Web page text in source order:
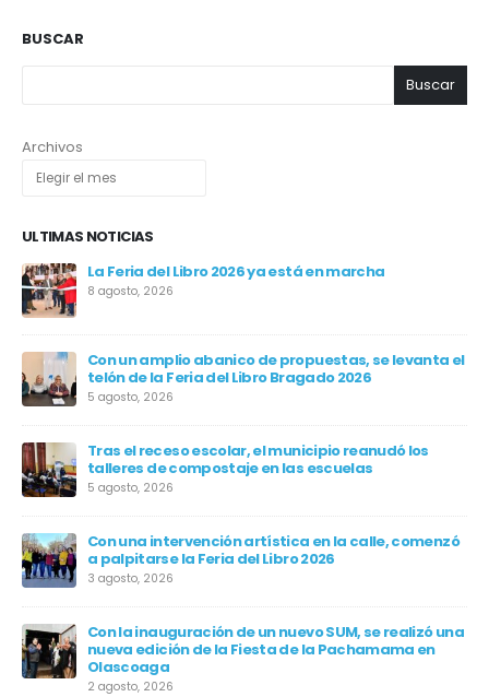
BUSCAR
Buscar
Archivos
ULTIMAS NOTICIAS
La Feria del Libro 2026 ya está en marcha
8 agosto, 2026
Con un amplio abanico de propuestas, se levanta el
telón de la Feria del Libro Bragado 2026
5 agosto, 2026
Tras el receso escolar, el municipio reanudó los
talleres de compostaje en las escuelas
5 agosto, 2026
Con una intervención artística en la calle, comenzó
a palpitarse la Feria del Libro 2026
3 agosto, 2026
Con la inauguración de un nuevo SUM, se realizó una
nueva edición de la Fiesta de la Pachamama en
Olascoaga
2 agosto, 2026